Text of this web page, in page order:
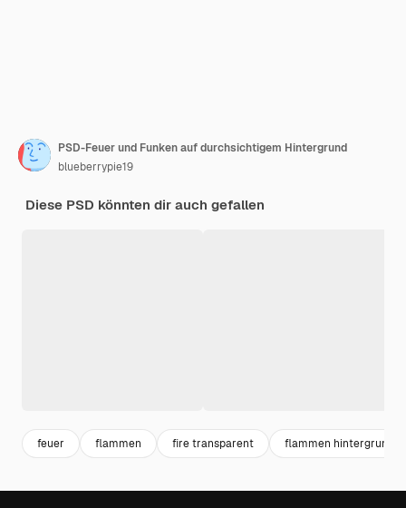
PSD-Feuer und Funken auf durchsichtigem Hintergrund
blueberrypie19
Diese PSD könnten dir auch gefallen
feuer flammen fire transparent flammen hintergrund